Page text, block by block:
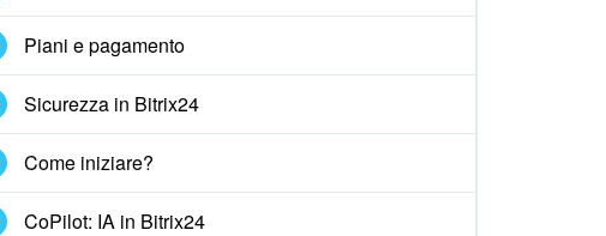
Piani e pagamento
Sicurezza in Bitrix24
Come iniziare?
CoPilot: IA in Bitrix24